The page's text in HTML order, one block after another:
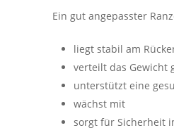
Ein gut angepasster
liegt stabil am
verteilt das Gewicht
unterstützt eine
wächst mit
sorgt für Sicherheit